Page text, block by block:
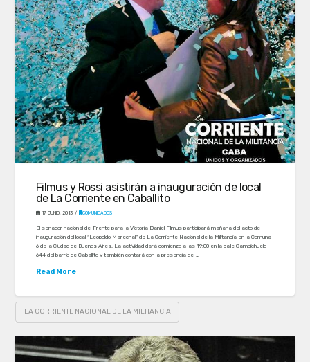
Filmus y Rossi asistirán a inauguración de local
de La Corriente en Caballito
17 JUNIO, 2013 COMUNICADOS
El senador nacional del Frente para la Victoria Daniel Filmus participará mañana del acto de
inauguración del local “Leopoldo Marechal” de La Corriente Nacional de la Militancia en la Comuna
6 de la Ciudad de Buenos Aires. La actividad dará comienzo a las 19:00 en la calle Campichuelo
644 del barrio de Caballito y también contará con la presencia del …
Read More
LA CORRIENTE NACIONAL DE LA MILITANCIA